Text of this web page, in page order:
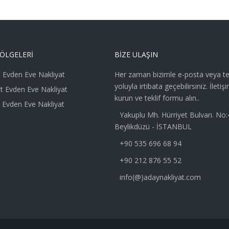
Eve Nakliyat
Evden Eve Nakliyat
Eve Nakliyat
BIZE ULAŞIN
Her zaman bizimle e-posta veya
yoluyla irtibata geçebilirsiniz.
kurun ve teklif formu alın..
Yakuplu Mh. Hürriyet Bulvarı.
Beylikdüzü - İSTANBUL
+90 535 696 68 94
+90 212 876 55 52
info(@)adaynakliyat.com